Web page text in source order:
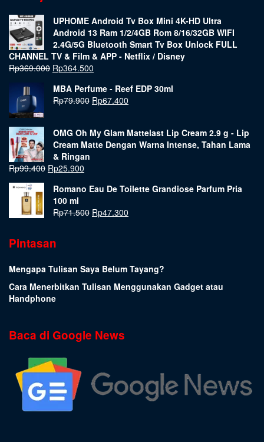
UPHOME Android Tv Box Mini 4K-HD Ultra
Android 13 Ram 1/2/4GB Rom 8/16/32GB WIFI
2.4G/5G Bluetooth Smart Tv Box Unlock FULL
CHANNEL TV & Film & APP - Netflix / Disney
Rp369.000 Rp364.500
MBA Perfume - Reef EDP 30ml
Rp79.900 Rp67.400
OMG Oh My Glam Mattelast Lip Cream 2.9 g - Lip
Cream Matte Dengan Warna Intense, Tahan Lama
& Ringan
Rp99.400 Rp25.900
Romano Eau De Toilette Grandiose Parfum Pria
100 ml
Rp71.500 Rp47.300
Pintasan
Mengapa Tulisan Saya Belum Tayang?
Cara Menerbitkan Tulisan Menggunakan Gadget atau
Handphone
Baca di Google News